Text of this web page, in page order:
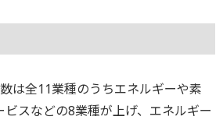
は全11業種のうちエネルギーや素
スなどの8業種が上げ、エネルギー